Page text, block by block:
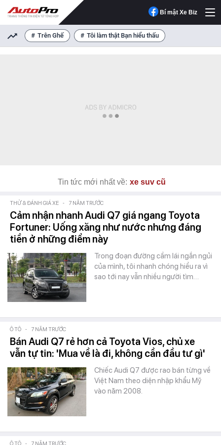
Bí mật Xe Biz
Trên Ghế Tôi làm thật Bạn hiểu thấu
Tin tức mới nhất về: xe suv cũ
THỬ & ĐÁNH GIÁ XE - 7 NĂM TRƯỚC
Cảm nhận nhanh Audi Q7 giá ngang Toyota
Fortuner: Uống xăng như nước nhưng đáng
tiền ở những điểm này
Trong đoạn đường cầm lái ngắn ngủi
của mình, tôi nhanh chóng hiểu ra vì
sao tới nay vẫn nhiều người tìm…
Ô TÔ - 7 NĂM TRƯỚC
Bán Audi Q7 rẻ hơn cả Toyota Vios, chủ xe
vẫn tự tin: 'Mua về là đi, không cần đầu tư gì'
Chiếc Audi Q7 được rao bán từng về
Việt Nam theo diện nhập khẩu Mỹ
vào năm 2008.
-